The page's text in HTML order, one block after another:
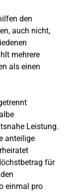
den
auch nicht,
mehrere
als einen
Leistung.
anteilige
für
einmal pro